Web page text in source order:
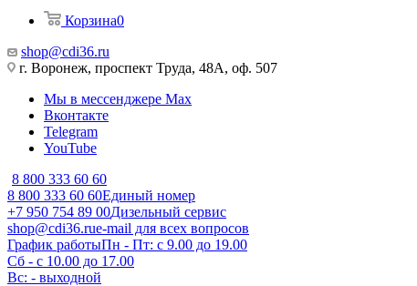
Корзина0
shop@cdi36.ru
г. Воронеж, проспект Труда, 48А, оф. 507
Мы в мессенджере Max
Вконтакте
Telegram
YouTube
8 800 333 60 60
8 800 333 60 60Единый номер
+7 950 754 89 00Дизельный сервис
shop@cdi36.rue-mail для всех вопросов
График работыПн - Пт: с 9.00 до 19.00
Сб - с 10.00 до 17.00
Вс: - выходной